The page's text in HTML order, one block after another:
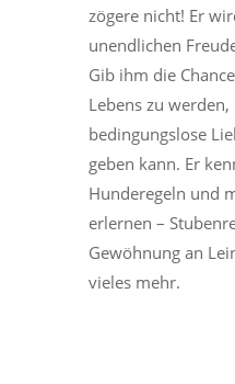
zögere nicht! Er
unendlichen
Gib ihm die
Lebens zu
bedingungslose
geben kann. Er
Hunderegeln und
erlernen –
Gewöhnung an
vieles mehr.